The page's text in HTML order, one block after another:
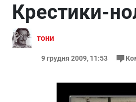
Крестики-
тони
9 грудня 2009, 11:53